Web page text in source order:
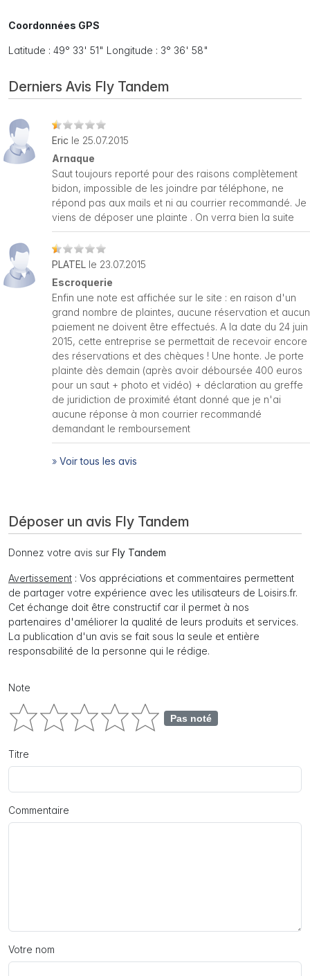
Coordonnées GPS
Latitude : 49° 33' 51" Longitude : 3° 36' 58"
Derniers Avis Fly Tandem
Eric le 25.07.2015
Arnaque
Saut toujours reporté pour des raisons complètement
bidon, impossible de les joindre par téléphone, ne
répond pas aux mails et ni au courrier recommandé. Je
viens de déposer une plainte . On verra bien la suite
PLATEL le 23.07.2015
Escroquerie
Enfin une note est affichée sur le site : en raison d'un
grand nombre de plaintes, aucune réservation et aucun
paiement ne doivent être effectués. A la date du 24 juin
2015, cette entreprise se permettait de recevoir encore
des réservations et des chèques ! Une honte. Je porte
plainte dès demain (après avoir déboursée 400 euros
pour un saut + photo et vidéo) + déclaration au greffe
de juridiction de proximité étant donné que je n'ai
aucune réponse à mon courrier recommandé
demandant le remboursement
» Voir tous les avis
Déposer un avis Fly Tandem
Donnez votre avis sur Fly Tandem
Avertissement : Vos appréciations et commentaires permettent
de partager votre expérience avec les utilisateurs de Loisirs.fr.
Cet échange doit être constructif car il permet à nos
partenaires d'améliorer la qualité de leurs produits et services.
La publication d'un avis se fait sous la seule et entière
responsabilité de la personne qui le rédige.
Note
Pas noté
Titre
Commentaire
Votre nom